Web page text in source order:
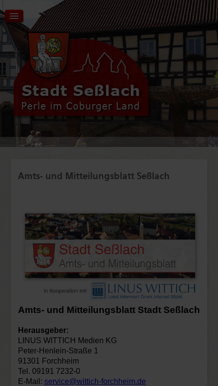
Aktuelles | Start
Wirtschaft | Verkehr
Amts- und Mitteilungsblatt Seßlach
Amts- und Mitteilungsblatt Stadt Seßlach
Herausgeber:
LINUS WITTICH Medien KG
Peter-Henlein-Straße 1
91301 Forchheim
Tel. 09191 7232-0
E-Mail: service@wittich-forchheim.de